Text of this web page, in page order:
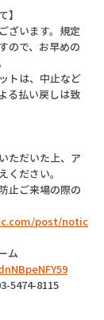
】
ざいます。規定
ので、お早めの
トは、中止など
る払い戻しは致
ただいた上、ア
ください。
止ご来場の際の
post/notic
ム
5474-8115